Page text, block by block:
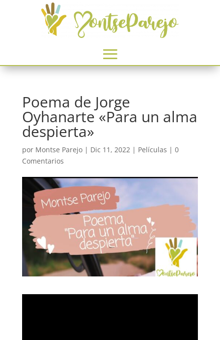
Poema de Jorge
Oyhanarte «Para un alma
despierta»
por Montse Parejo| Dic 11, 2022| Películas | 0
Comentarios